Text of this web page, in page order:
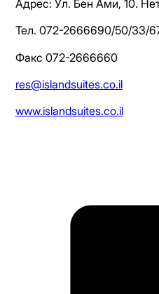
Адрес: Ул. Бен Ами, 10.
Тел. 072-2666690/50/33/
Факс 072-2666660
res@islandsuites.co.il
www.islandsuites.co.il